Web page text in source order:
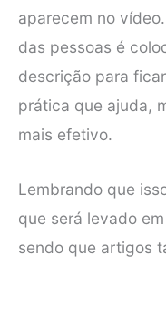
aparecem no
das pessoas é
descrição para
prática que ajuda,
mais efetivo.
Lembrando que
que será levado
sendo que artigos